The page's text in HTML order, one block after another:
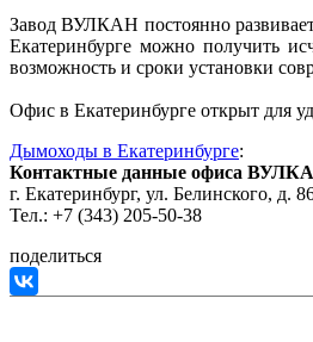
Завод ВУЛКАН постоянно
Екатеринбурге можно получить
возможность и сроки установки
Офис в Екатеринбурге открыт для
Дымоходы в Екатеринбурге:
Контактные данные офиса
г. Екатеринбург, ул. Белинского, д.
Тел.: +7 (343) 205-50-38
поделиться